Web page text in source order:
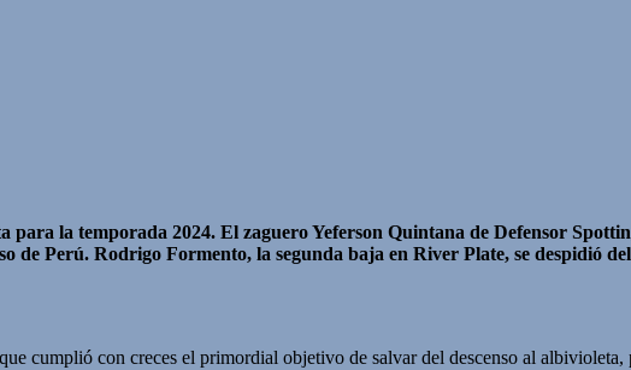
para la temporada 2024. El zaguero Yeferson Quintana de Defensor
de Perú. Rodrigo Formento, la segunda baja en River Plate, se despidió
cumplió con creces el primordial objetivo de salvar del descenso al albivioleta,